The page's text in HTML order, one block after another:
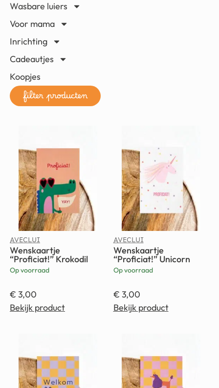
Wasbare luiers
Voor mama
Inrichting
Cadeautjes
Koopjes
filter producten
AVECLUI
Wenskaartje
“Proficiat!” Krokodil
Op voorraad
€ 3,00
Bekijk product
AVECLUI
Wenskaartje
“Proficiat!” Unicorn
Op voorraad
€ 3,00
Bekijk product